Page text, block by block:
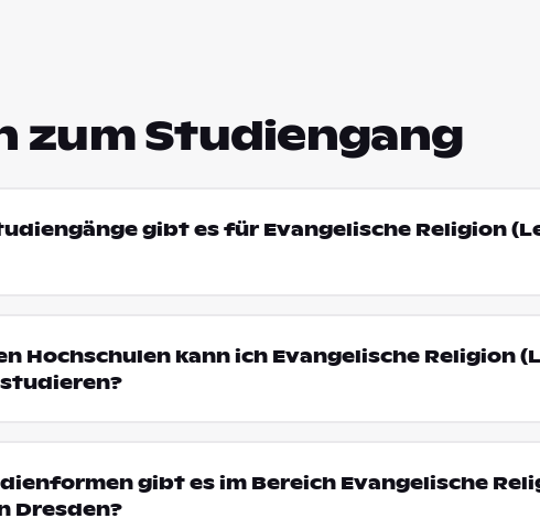
zum Studiengang
gibt es für Evangelische Religion
Hochschulen kann ich Evangelische Religion
gibt es im Bereich Evangelische
Dresden?